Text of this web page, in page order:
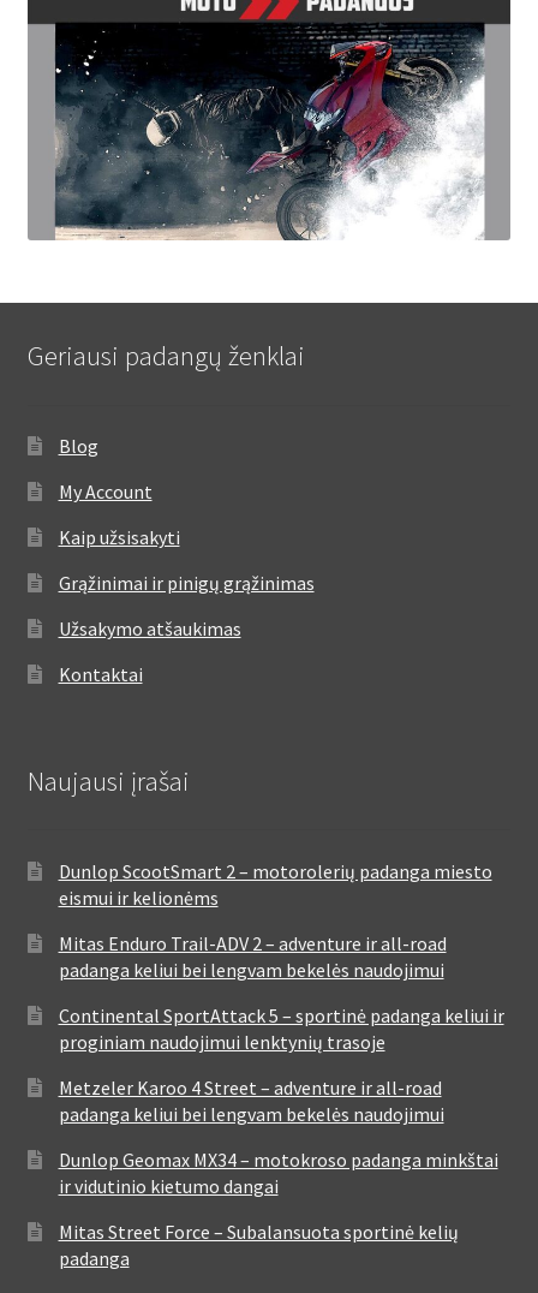
Geriausi padangų ženklai
Blog
My Account
Kaip užsisakyti
Grąžinimai ir pinigų grąžinimas
Užsakymo atšaukimas
Kontaktai
Naujausi įrašai
Dunlop ScootSmart 2 – motorolerių padanga miesto
eismui ir kelionėms
Mitas Enduro Trail-ADV 2 – adventure ir all-road
padanga keliui bei lengvam bekelės naudojimui
Continental SportAttack 5 – sportinė padanga keliui ir
proginiam naudojimui lenktynių trasoje
Metzeler Karoo 4 Street – adventure ir all-road
padanga keliui bei lengvam bekelės naudojimui
Dunlop Geomax MX34 – motokroso padanga minkštai
ir vidutinio kietumo dangai
Mitas Street Force – Subalansuota sportinė kelių
padanga